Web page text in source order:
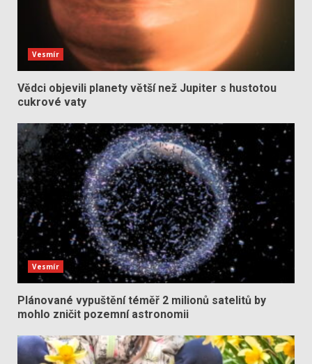
Vesmír
Vědci objevili planety větší než Jupiter s hustotou
cukrové vaty
Vesmír
Plánované vypuštění téměř 2 milionů satelitů by
mohlo zničit pozemní astronomii